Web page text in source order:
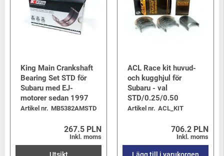
King Main Crankshaft
Bearing Set STD för
Subaru med EJ-
motorer sedan 1997
Artikel nr. MB5382AMSTD
267.5 PLN
Inkl. moms
ACL Race kit huvud-
och kugghjul för
Subaru - val
STD/0.25/0.50
Artikel nr. ACL_KIT
706.2 PLN
Inkl. moms